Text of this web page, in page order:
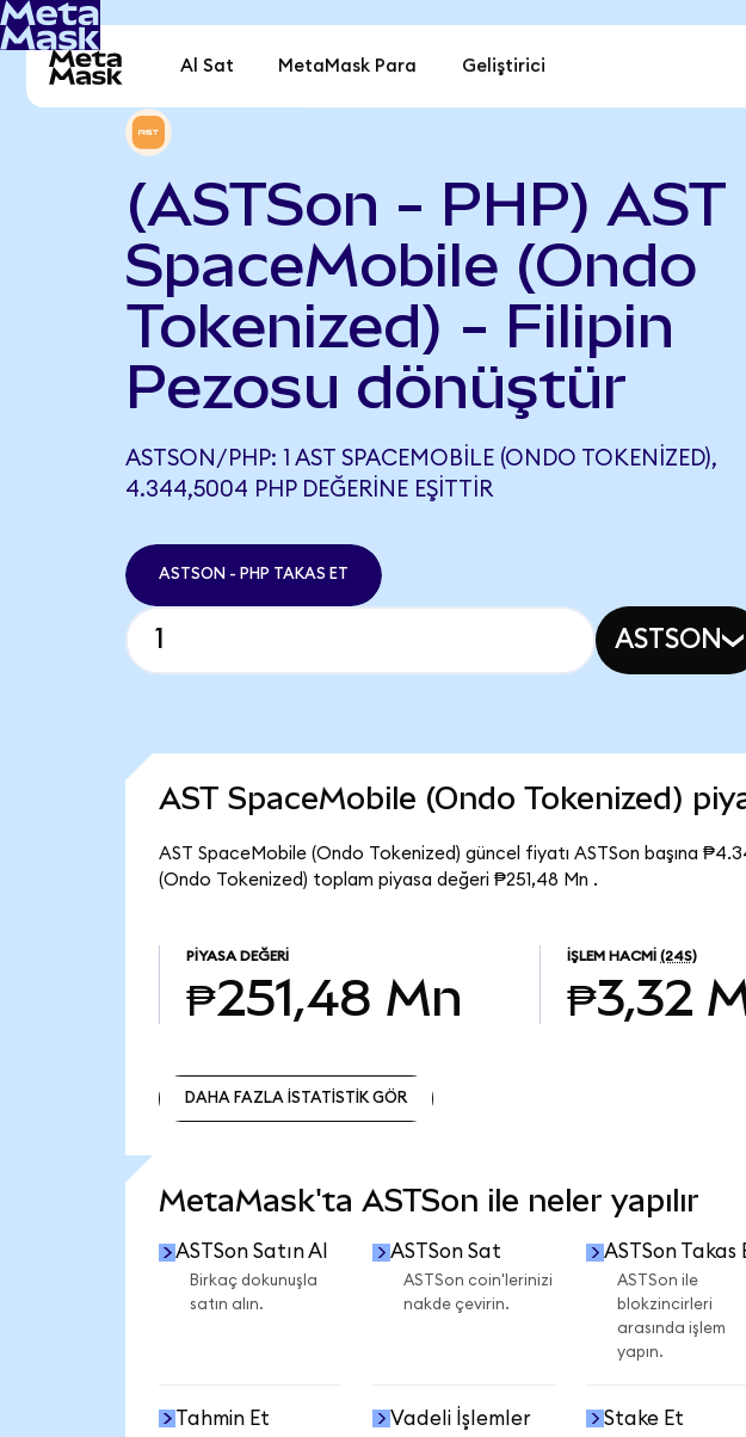
Al Sat MetaMask Para Geliştirici
(ASTSon - PHP) AST
SpaceMobile (Ondo
Tokenized) - Filipin
Pezosu dönüştür
ASTSON/PHP: 1 AST SPACEMOBILE (ONDO TOKENIZED),
4.344,5004 PHP DEĞERINE EŞITTIR
ASTSON - PHP TAKAS ET
ASTSON
AST SpaceMobile (Ondo Tokenized)
AST SpaceMobile (Ondo Tokenized) güncel fiyatı ASTSon başına
(Ondo Tokenized) toplam piyasa değeri ₱251,48 Mn .
PIYASA DEĞERI
₱251,48 Mn
İŞLEM HACMI (24S)
₱3,32
DAHA FAZLA İSTATİSTİK GÖR
MetaMask'ta ASTSon ile neler yapılır
ASTSon Satın Al
Birkaç dokunuşla
satın alın.
ASTSon Sat
ASTSon coin'lerinizi
nakde çevirin.
ASTSon Takas
ASTSon ile
blokzincirleri
arasında işlem
yapın.
Tahmin Et Vadeli İşlemler Stake Et